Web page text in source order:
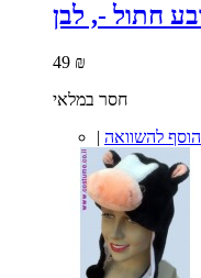
49 ₪
חסר במלאי
| הוסף להשוואה